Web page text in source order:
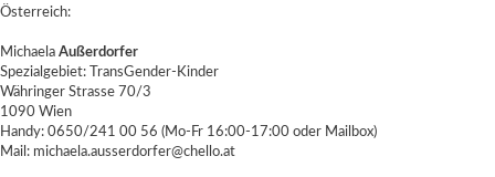
Österreich:
Michaela Außerdorfer
Spezialgebiet: TransGender-Kinder
Währinger Strasse 70/3
1090 Wien
Handy: 0650/241 00 56 (Mo-Fr 16:00-17:00 oder Mailbox)
Mail: michaela.ausserdorfer@chello.at